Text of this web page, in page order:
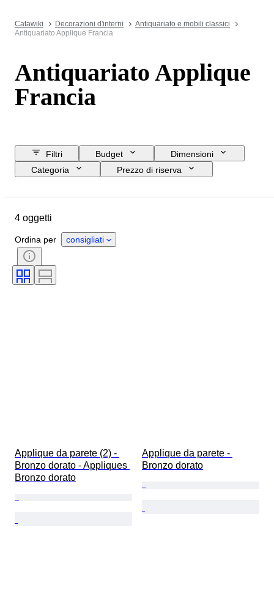
Catawiki Decorazioni d'interni
Antiquariato e mobili classici
Antiquariato Applique Francia
Antiquariato Applique
Francia
Filtri Budget
Dimensioni
Categoria
Prezzo di riserva
Materiale
Stile
Epoca
4 oggetti
Ordina per consigliati
Applique da parete (2) -
Bronzo dorato - Appliques
Bronzo dorato
Applique da parete -
Bronzo dorato